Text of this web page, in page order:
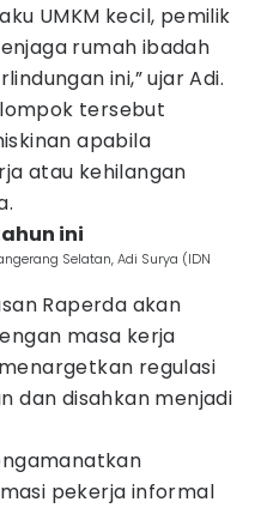
UMKM kecil, pemilik
rumah ibadah
ini,” ujar Adi.
tersebut
apabila
atau kehilangan
ini
Selatan, Adi Surya (IDN
Raperda akan
masa kerja
regulasi
dan disahkan menjadi
pekerja informal